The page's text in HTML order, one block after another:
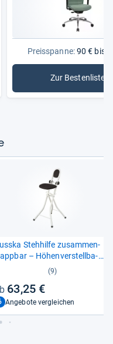
Preisspanne:90 € bis
Zur Bestenliste
: Topstar
Steh­hilfe zusam­men­
– Höhen­ver­stell­ba­
(9)
63,25 €
Angebote vergleichen